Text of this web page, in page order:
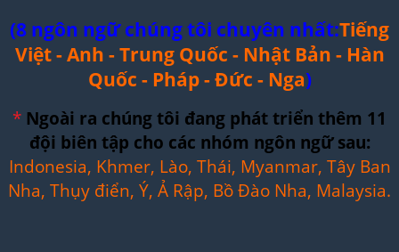
(8 ngôn ngữ chúng tôi chuyên nhất:Tiếng
Việt - Anh - Trung Quốc - Nhật Bản - Hàn
Quốc - Pháp - Đức - Nga)
* Ngoài ra chúng tôi đang phát triển thêm 11
đội biên tập cho các nhóm ngôn ngữ sau:
Indonesia, Khmer, Lào, Thái, Myanmar, Tây Ban
Nha, Thụy điển, Ý, Ả Rập, Bồ Đào Nha, Malaysia.